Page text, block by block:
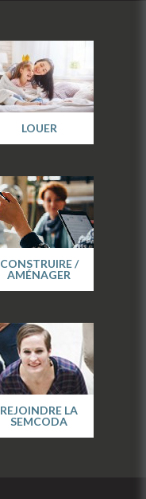
LOUER
CONSTRUIRE /
AMÉNAGER
REJOINDRE LA
SEMCODA